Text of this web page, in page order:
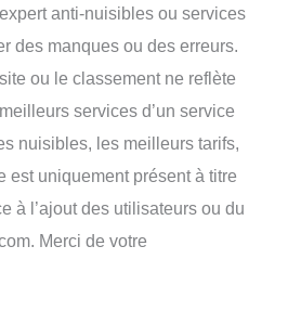
anti-nuisibles ou services
des manques ou des erreurs.
ou le classement ne reflète
services d’un service
nuisibles, les meilleurs tarifs,
uniquement présent à titre
à l’ajout des utilisateurs ou du
Merci de votre